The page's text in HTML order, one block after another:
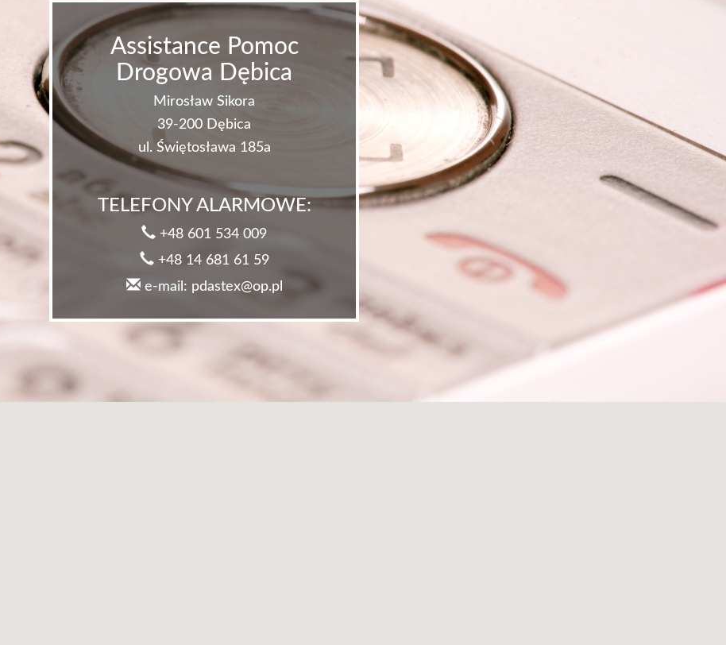
Assistance Pomoc
Drogowa Dębica
Mirosław Sikora
39-200 Dębica
ul. Świętosława 185a
TELEFONY ALARMOWE:
+48 601 534 009
+48 14 681 61 59
e-mail: pdastex@op.pl